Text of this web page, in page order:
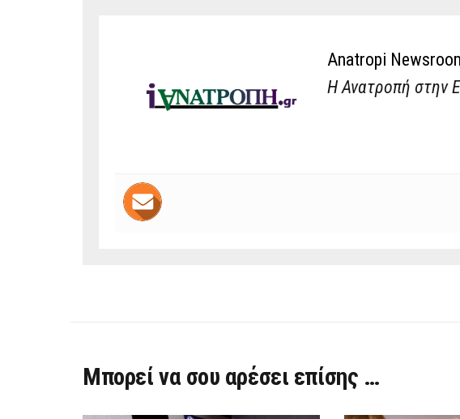
Anatropi
Η Ανατροπή στην
Μπορεί να σου αρέσει επίσης …